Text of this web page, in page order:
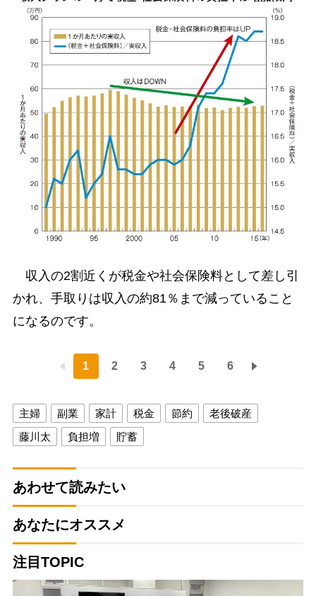
収入の2割近くが税金や社会保険料として差し引
かれ、手取りは収入の約81％まで減っていること
になるのです。
1 2 3 4 5 6
主婦 副業 家計 税金 節約
老後破産
藤川太
負担増 貯蓄
あわせて読みたい
あなたにオススメ
注目TOPIC